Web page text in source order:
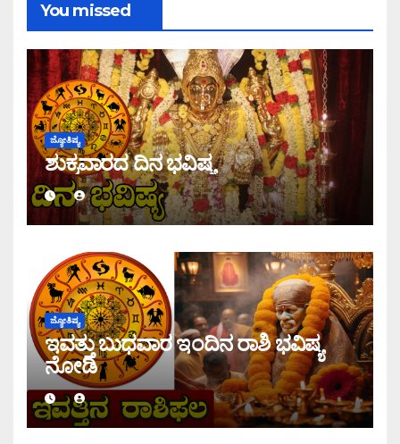
You missed
ಜ್ಯೋತಿಷ್ಯ
ಶುಕ್ರವಾರದ ದಿನ ಭವಿಷ್ಯ
ಜ್ಯೋತಿಷ್ಯ
ಇವತ್ತು ಬುಧವಾರ ಇಂದಿನ ರಾಶಿ ಭವಿಷ್ಯ
ನೋಡಿ